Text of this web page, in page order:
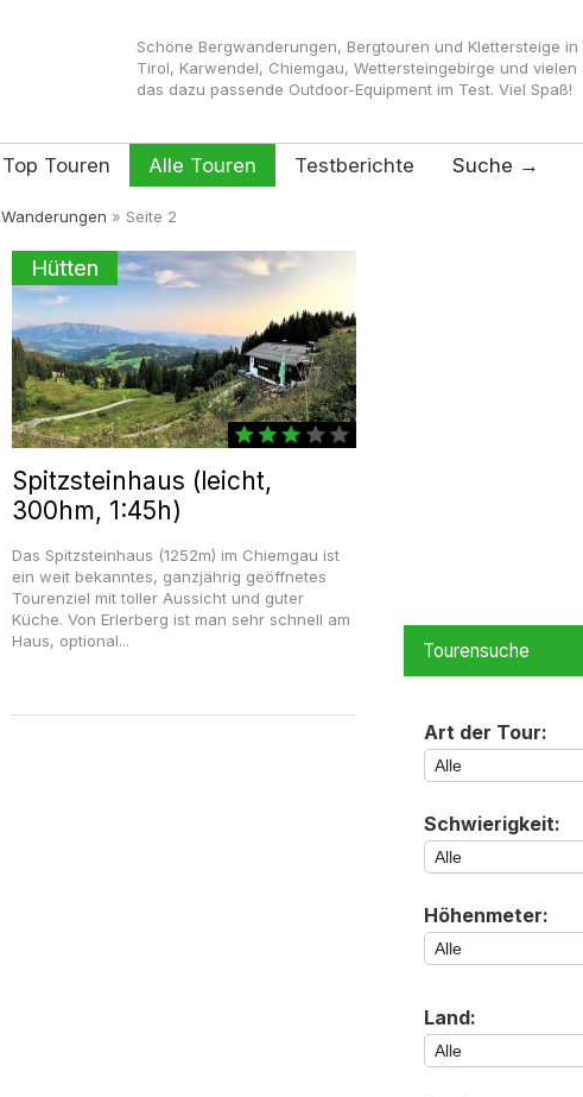
Schöne Bergwanderungen, Bergtouren und Klettersteige
Tirol, Karwendel, Chiemgau, Wettersteingebirge und
das dazu passende Outdoor-Equipment im Test. Viel Spaß!
Top Touren Alle Touren Testberichte Suche →
» Seite 2
Hütten
Spitzsteinhaus (leicht,
300hm, 1:45h)
Das Spitzsteinhaus (1252m) im Chiemgau ist
ein weit bekanntes, ganzjährig geöffnetes
Tourenziel mit toller Aussicht und guter
Küche. Von Erlerberg ist man sehr schnell am
Haus, optional...
Tourensuche
Art der Tour:
Schwierigkeit:
Höhenmeter:
Land: